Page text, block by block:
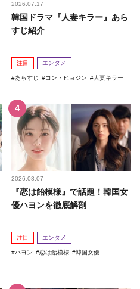
2026.07.17
韓国ドラマ『人妻キラー』あら
すじ紹介
注目 エンタメ
あらすじ コン・ヒョジン 人妻キラー
2026.08.07
『恋は飴模様』で話題！韓国女
優ハヨンを徹底解剖
注目 エンタメ
ハヨン 恋は飴模様 韓国女優